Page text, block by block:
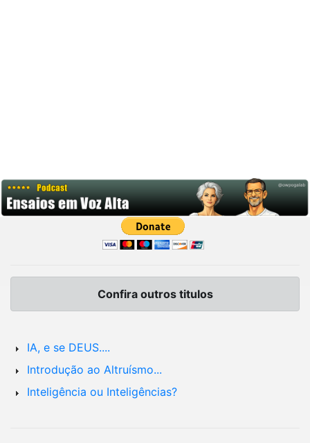
Confira outros titulos
IA, e se DEUS....
Introdução ao Altruísmo...
Inteligência ou Inteligências?